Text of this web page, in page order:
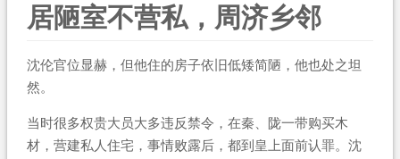
居陋室不营私，周济乡邻
沈伦官位显赫，但他住的房子依旧低矮简陋，他也处之坦
然。
当时很多权贵大员大多违反禁令，在秦、陇一带购买木
材，营建私人住宅，事情败露后，都到皇上面前认罪。沈